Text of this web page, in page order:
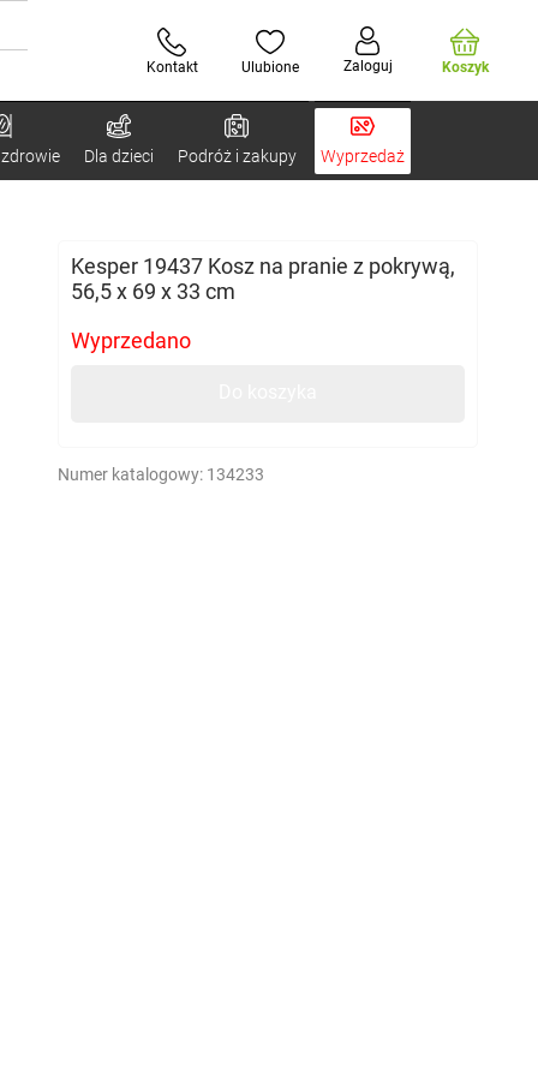
Kontakt Ulubione Zaloguj Koszyk
Dla dzieci Podróż i zakupy Wyprzedaż
Kesper 19437 Kosz na pranie z pokrywą,
56,5 x 69 x 33 cm
Wyprzedano
Numer katalogowy: 134233